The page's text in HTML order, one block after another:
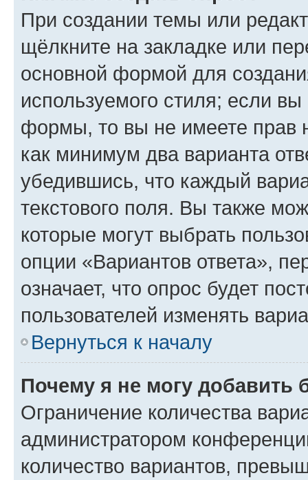
При создании темы или
щёлкните на закладке или
основной формой для
используемого стиля; если
формы, то вы не имеете прав
как минимум два варианта
убедившись, что каждый
текстового поля. Вы также
которые могут выбрать
опции «Вариантов ответа»,
означает, что опрос будет
пользователей изменять
Вернуться к началу
Почему я не могу добавить
Ограничение количества
администратором
количество вариантов,